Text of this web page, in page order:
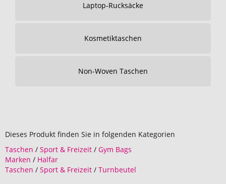
Laptop-Rucksäcke
Kosmetiktaschen
Non-Woven Taschen
Dieses Produkt finden Sie in folgenden Kategorien
Taschen / Sport & Freizeit / Gym Bags
Marken / Halfar
Taschen / Sport & Freizeit / Turnbeutel